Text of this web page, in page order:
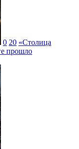
0 20 «Столица
прошло